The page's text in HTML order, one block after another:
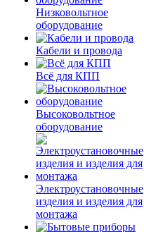
Низковольтное
оборудование
Кабели и провода
Всё для КПП
Высоковольтное
оборудование
Электроустановочные
изделия и изделия для
монтажа